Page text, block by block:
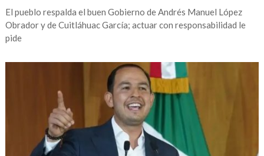
El pueblo respalda el buen Gobierno de Andrés Manuel López
Obrador y de Cuitláhuac García; actuar con responsabilidad le
pide